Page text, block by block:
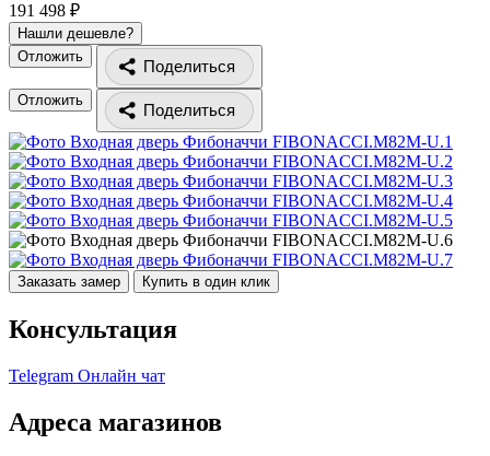
191 498 ₽
Нашли дешевле?
Отложить
Поделиться
Отложить
Поделиться
Заказать замер Купить в один клик
Консультация
Telegram Онлайн чат
Адреса магазинов